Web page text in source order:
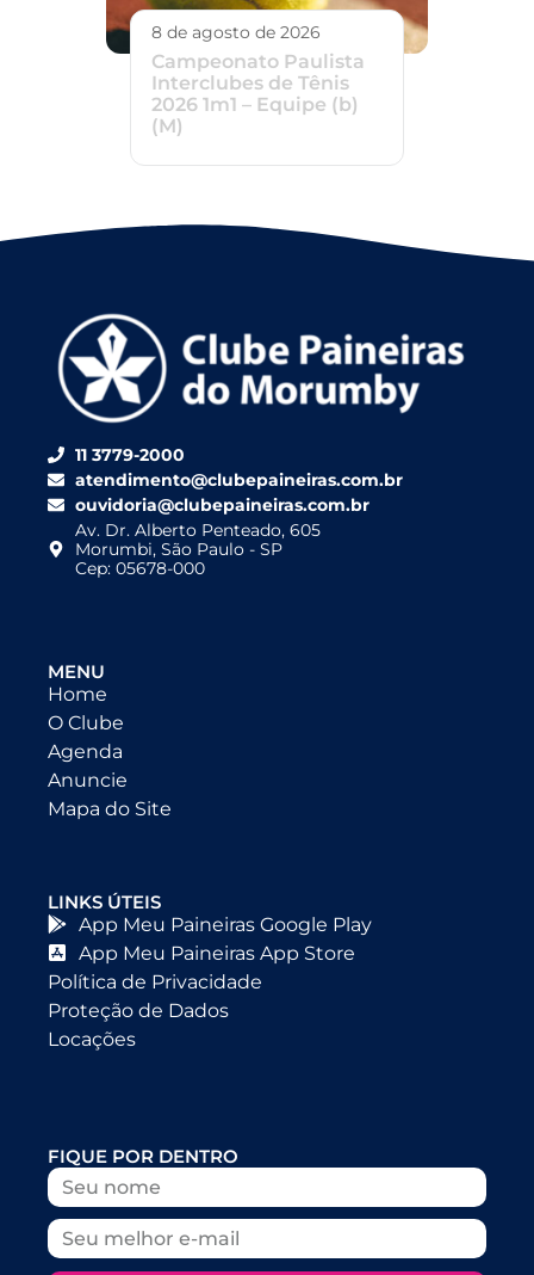
8 de agosto de 2026
Campeonato Paulista
Interclubes de Tênis
2026 1m1 – Equipe (b)
(M)
11 3779-2000
atendimento@clubepaineiras.com.br
ouvidoria@clubepaineiras.com.br
Av. Dr. Alberto Penteado, 605
Morumbi, São Paulo - SP
Cep: 05678-000
MENU
Home
O Clube
Agenda
Anuncie
Mapa do Site
LINKS ÚTEIS
App Meu Paineiras Google Play
App Meu Paineiras App Store
Política de Privacidade
Proteção de Dados
Locações
FIQUE POR DENTRO